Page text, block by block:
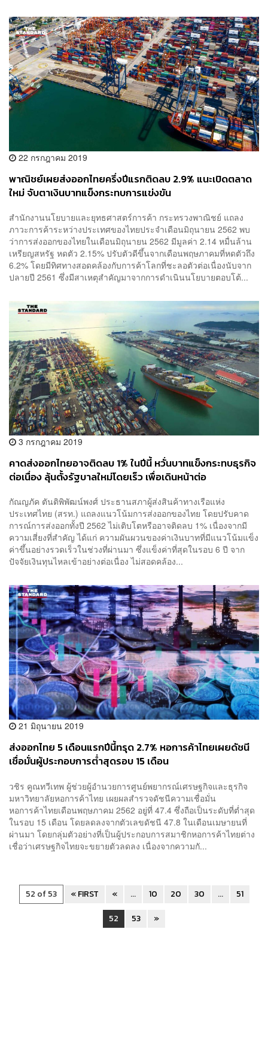
22 กรกฎาคม 2019
พาณิชย์เผยส่งออกไทยครึ่งปีแรกติดลบ 2.9% แนะเปิดตลาด
ใหม่ จับตาเงินบาทแข็งกระทบการแข่งขัน
สำนักงานนโยบายและยุทธศาสตร์การค้า กระทรวงพาณิชย์ แถลง
ภาวะการค้าระหว่างประเทศของไทยประจำเดือนมิถุนายน 2562 พบ
ว่าการส่งออกของไทยในเดือนมิถุนายน 2562 มีมูลค่า 2.14 หมื่นล้าน
เหรียญสหรัฐ หดตัว 2.15% ปรับตัวดีขึ้นจากเดือนพฤษภาคมที่หดตัวถึง
6.2% โดยมีทิศทางสอดคล้องกับการค้าโลกที่ชะลอตัวต่อเนื่องนับจาก
ปลายปี 2561 ซึ่งมีสาเหตุสำคัญมาจากการดำเนินนโยบายตอบโต้...
3 กรกฎาคม 2019
คาดส่งออกไทยอาจติดลบ 1% ในปีนี้ หวั่นบาทแข็งกระทบธุรกิจ
ต่อเนื่อง ลุ้นตั้งรัฐบาลใหม่โดยเร็ว เพื่อเดินหน้าต่อ
กัณญภัค ตันติพิพัฒน์พงศ์ ประธานสภาผู้ส่งสินค้าทางเรือแห่ง
ประเทศไทย (สรท.) แถลงแนวโน้มการส่งออกของไทย โดยปรับคาด
การณ์การส่งออกทั้งปี 2562 ไม่เติบโตหรืออาจติดลบ 1% เนื่องจากมี
ความเสี่ยงที่สำคัญ ได้แก่ ความผันผวนของค่าเงินบาทที่มีแนวโน้มแข็ง
ค่าขึ้นอย่างรวดเร็วในช่วงที่ผ่านมา ซึ่งแข็งค่าที่สุดในรอบ 6 ปี จาก
ปัจจัยเงินทุนไหลเข้าอย่างต่อเนื่อง ไม่สอดคล้อง...
21 มิถุนายน 2019
ส่งออกไทย 5 เดือนแรกปีนี้ทรุด 2.7% หอการค้าไทยเผยดัชนี
เชื่อมั่นผู้ประกอบการต่ำสุดรอบ 15 เดือน
วชิร คูณทวีเทพ ผู้ช่วยผู้อำนวยการศูนย์พยากรณ์เศรษฐกิจและธุรกิจ
มหาวิทยาลัยหอการค้าไทย เผยผลสำรวจดัชนีความเชื่อมั่น
หอการค้าไทยเดือนพฤษภาคม 2562 อยู่ที่ 47.4 ซึ่งถือเป็นระดับที่ต่ำสุด
ในรอบ 15 เดือน โดยลดลงจากตัวเลขดัชนี 47.8 ในเดือนเมษายนที่
ผ่านมา โดยกลุ่มตัวอย่างที่เป็นผู้ประกอบการสมาชิกหอการค้าไทยต่าง
เชื่อว่าเศรษฐกิจไทยจะขยายตัวลดลง เนื่องจากความกั...
52 of 53 « FIRST « ... 10 20 30 ...
51
52
53 »